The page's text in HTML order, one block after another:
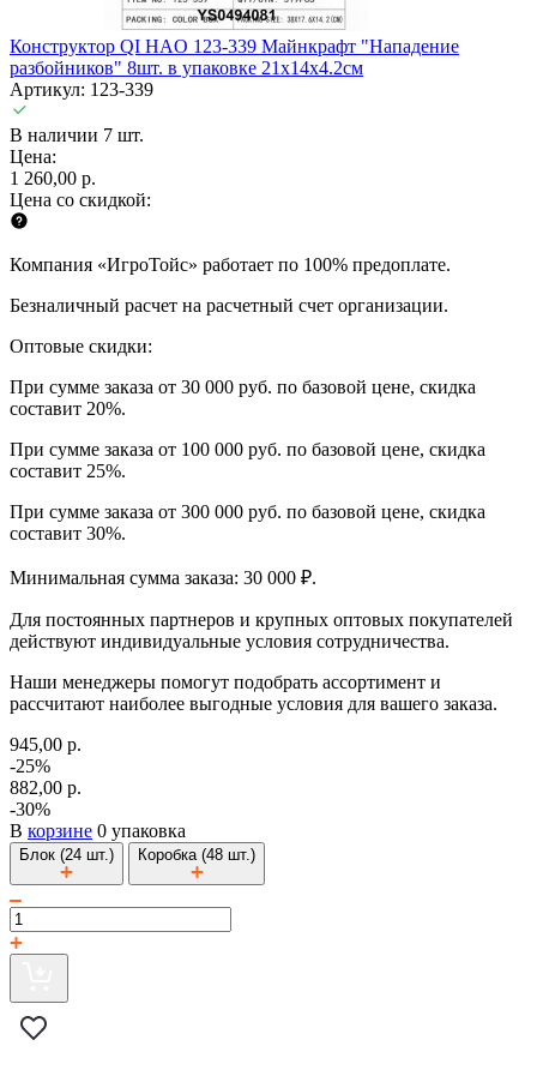
Конструктор QI HAO 123-339 Майнкрафт "Нападение
разбойников" 8шт. в упаковке 21х14х4.2см
Артикул: 123-339
В наличии 7 шт.
Цена:
1 260,00 р.
Цена со скидкой:
Компания «ИгроТойс» работает по 100% предоплате.
Безналичный расчет на расчетный счет организации.
Оптовые скидки:
При сумме заказа от 30 000 руб. по базовой цене, скидка
составит 20%.
При сумме заказа от 100 000 руб. по базовой цене, скидка
составит 25%.
При сумме заказа от 300 000 руб. по базовой цене, скидка
составит 30%.
Минимальная сумма заказа: 30 000 ₽.
Для постоянных партнеров и крупных оптовых покупателей
действуют индивидуальные условия сотрудничества.
Наши менеджеры помогут подобрать ассортимент и
рассчитают наиболее выгодные условия для вашего заказа.
945,00 р.
-25%
882,00 р.
-30%
В корзине 0 упаковка
Блок (24 шт.) Коробка (48 шт.)